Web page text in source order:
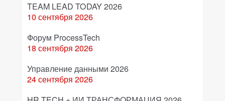
TEAM LEAD TODAY 2026
10 сентября 2026
Форум ProcessTech
18 сентября 2026
Управление данными 2026
24 сентября 2026